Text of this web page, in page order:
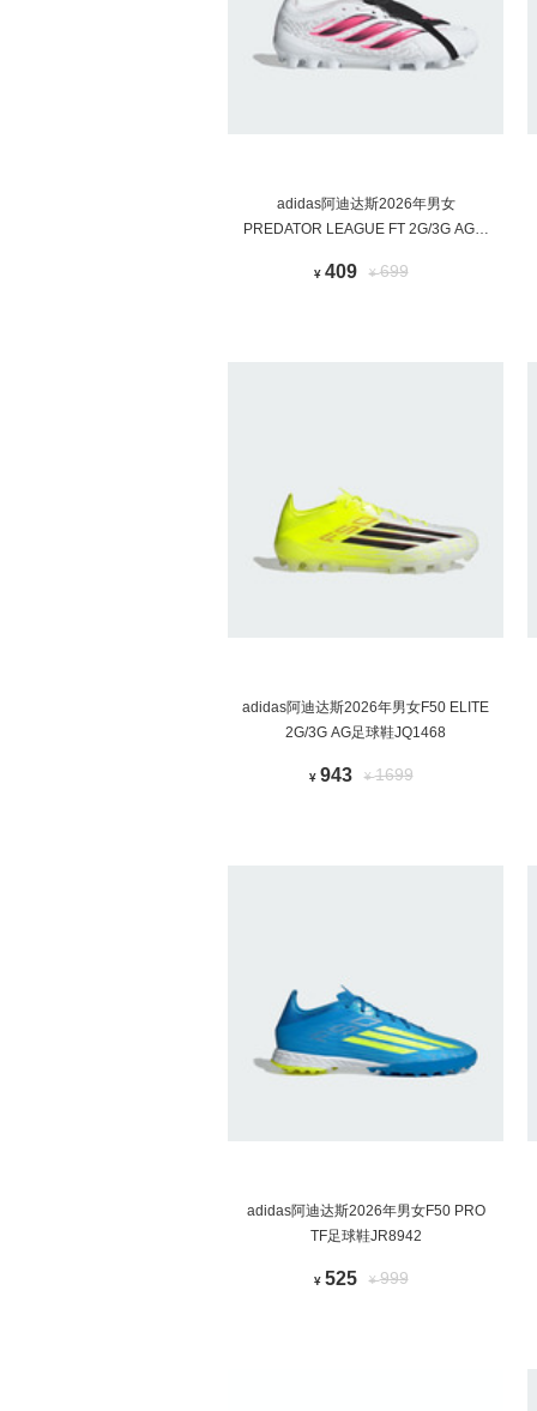
adidas阿迪达斯2026年男女
PREDATOR LEAGUE FT 2G/3G AG足
¥ 409 ¥699
adidas阿迪达斯2026年男女F50 ELITE
2G/3G AG足球鞋JQ1468
¥ 943 ¥1699
adidas阿迪达斯2026年男女F50 PRO
TF足球鞋JR8942
¥ 525 ¥999